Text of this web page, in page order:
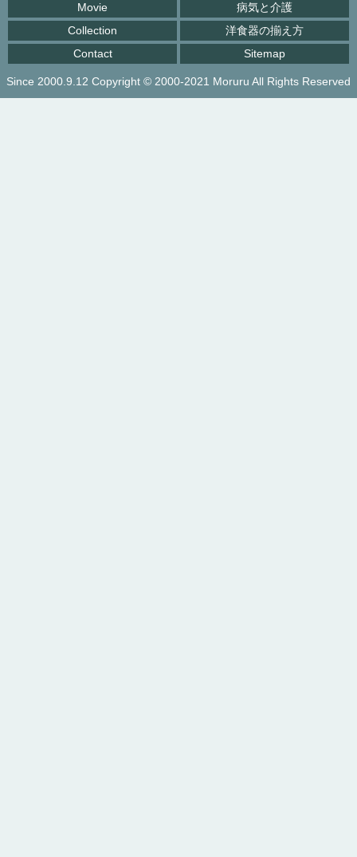
Movie
病気と介護
Collection
洋食器の揃え方
Contact
Sitemap
Since 2000.9.12 Copyright © 2000-2021 Moruru All Rights Reserved